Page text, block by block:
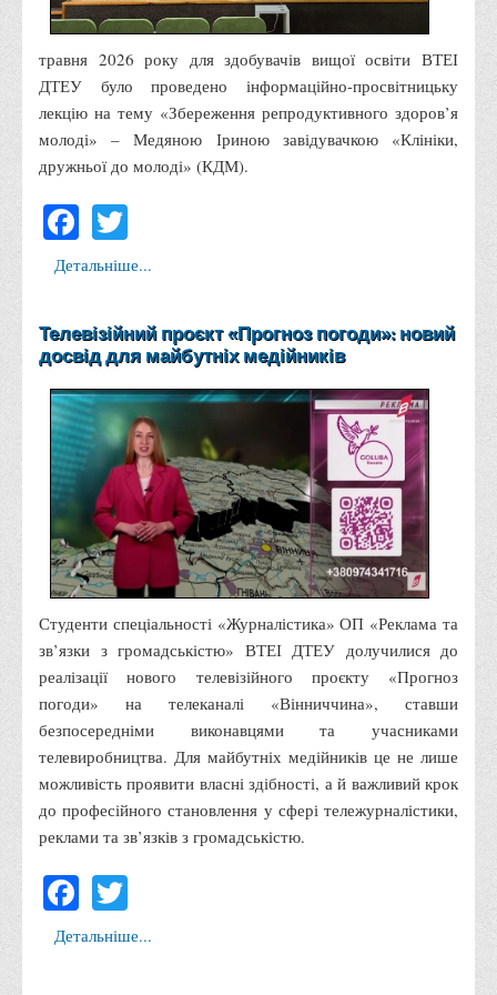
Права
Обліку та оподаткування
Фінансів
Іноземної філології та перекладу
Відділи
Реклами та зв'язків з громадськістю
Наукової роботи та міжнародної співпраці
Здобутки студентів
Міжнародна діяльність
Програми подвійного диплому
Програми стажування (міжнародна практика)
Міжнародні проєкти
Корисні посилання
Навчально-методичний
З організації виховної та культурно-мистецької роботи
студентів
Технічних засобів навчання
Редакційно-видавничий
Центри
Розвитку кар’єри
Ресурсний центр зі сталого розвитку
Моніторингу якості освітнього процесу та інноваційного
Грантових проєктів
Грантові проєкти ВТЕІ ДТЕУ
травня 2026 року для здобувачів вищої освіти ВТЕІ
ДТЕУ було проведено інформаційно-просвітницьку
лекцію на тему «Збереження репродуктивного здоров’я
молоді» – Медяною Іриною завідувачкою «Клініки,
дружньої до молоді» (КДМ).
Facebook
Детальніше...
Телевізійний проєкт «Прогноз погоди»: новий
досвід для майбутніх медійників
Студенти спеціальності «Журналістика» ОП «Реклама та
зв’язки з громадськістю» ВТЕІ ДТЕУ долучилися до
реалізації нового телевізійного проєкту «Прогноз
погоди» на телеканалі «Вінниччина», ставши
безпосередніми виконавцями та учасниками
телевиробництва. Для майбутніх медійників це не лише
можливість проявити власні здібності, а й важливий крок
до професійного становлення у сфері тележурналістики,
реклами та зв’язків з громадськістю.
Facebook
Детальніше...